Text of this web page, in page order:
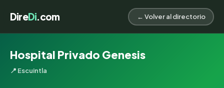
DireDi.com ← Volver al directorio
Hospital Privado Genesis
📍 Escuintla